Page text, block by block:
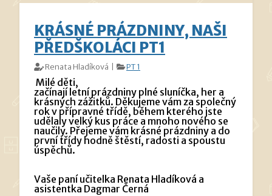
KRÁSNÉ PRÁZDNINY, NAŠI
PŘEDŠKOLÁCI PT1
Renata Hladíková | PT 1
Milé děti,
začínají letní prázdniny plné sluníčka, her a
krásných zážitků. Děkujeme vám za společný
rok v přípravné třídě, během kterého jste
udělaly velký kus práce a mnoho nového se
naučily. Přejeme vám krásné prázdniny a do
první třídy hodně štěstí, radosti a spoustu
úspěchů.
Vaše paní učitelka Renata Hladíková a
asistentka Dagmar Černá